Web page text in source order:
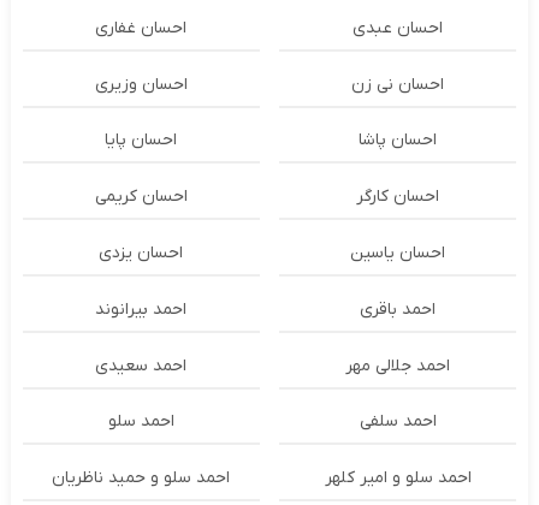
احسان عبدی احسان غفاری
احسان نی زن احسان وزیری
احسان پاشا احسان پایا
احسان کارگر احسان کریمی
احسان یاسین احسان یزدی
احمد باقری احمد بیرانوند
احمد جلالی مهر احمد سعیدی
احمد سلفی احمد سلو
احمد سلو و امیر کلهر احمد سلو و حمید ناظریان